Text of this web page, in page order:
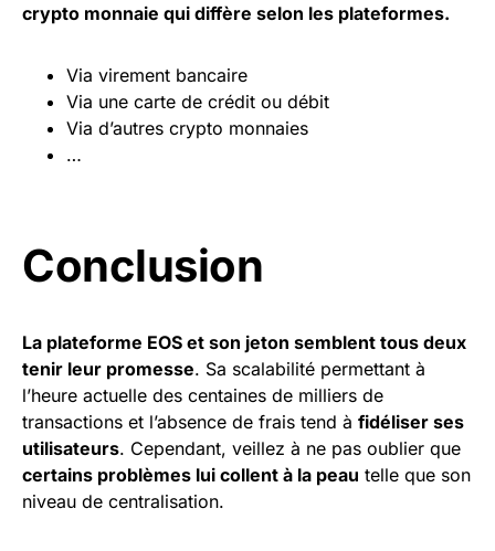
crypto monnaie qui diffère selon les plateformes.
Via virement bancaire
Via une carte de crédit ou débit
Via d’autres crypto monnaies
…
Conclusion
La plateforme EOS et son jeton semblent tous deux
tenir leur promesse. Sa scalabilité permettant à
l’heure actuelle des centaines de milliers de
transactions et l’absence de frais tend à fidéliser ses
utilisateurs. Cependant, veillez à ne pas oublier que
certains problèmes lui collent à la peau telle que son
niveau de centralisation.